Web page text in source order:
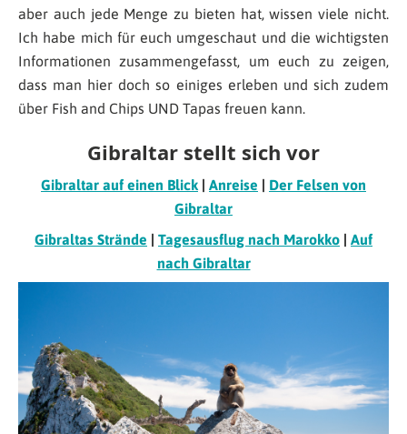
aber auch jede Menge zu bieten hat, wissen viele nicht.
Ich habe mich für euch umgeschaut und die wichtigsten
Informationen zusammengefasst, um euch zu zeigen,
dass man hier doch so einiges erleben und sich zudem
über Fish and Chips UND Tapas freuen kann.
Gibraltar stellt sich vor
Gibraltar auf einen Blick | Anreise | Der Felsen von
Gibraltar
Gibraltas Strände | Tagesausflug nach Marokko | Auf
nach Gibraltar